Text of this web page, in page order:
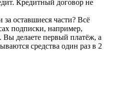
Кредитный договор не
за оставшиеся части? Всё
подписки, например,
делаете первый платёж, а
средства один раз в 2